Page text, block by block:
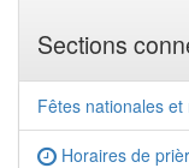
Sections
Fêtes nationales
Horaires de